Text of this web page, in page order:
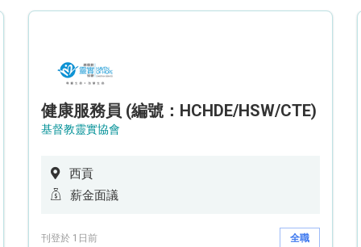
健康服務員 (編號：HCHDE/HSW/CTE)
基督教靈實協會
西貢
薪金面議
刊登於 1日前 全職